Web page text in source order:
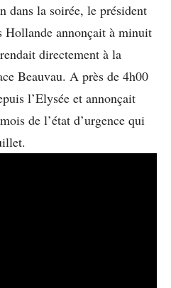
dans la soirée, le président
Hollande annonçait à minuit
directement à la
Beauvau. A près de 4h00
l’Elysée et annonçait
de l’état d’urgence qui